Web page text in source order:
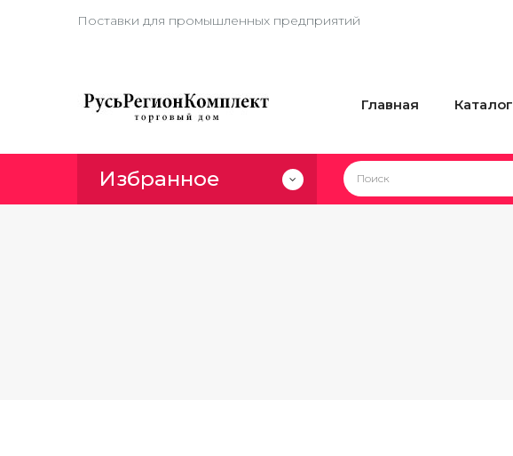
Поставки для промышленных предприятий
Главная Каталог
Избранное